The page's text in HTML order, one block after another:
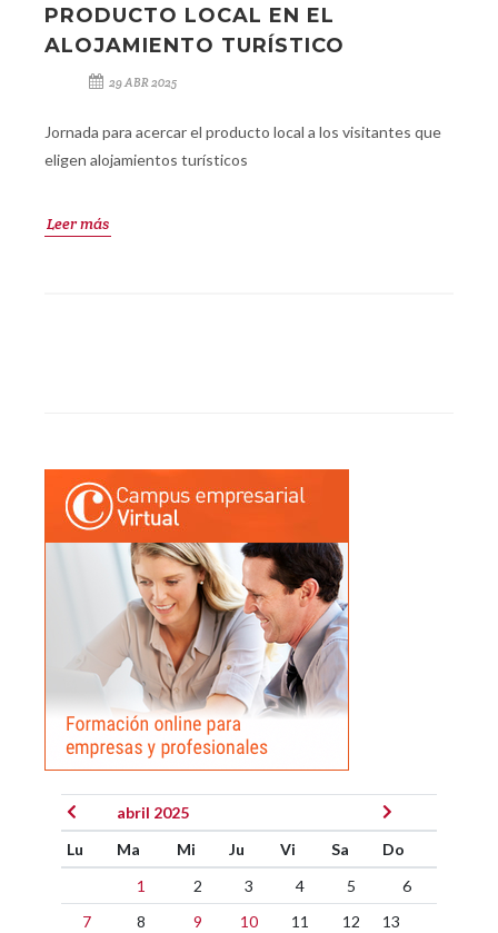
PRODUCTO LOCAL EN EL
ALOJAMIENTO TURÍSTICO
29 ABR 2025
Jornada para acercar el producto local a los visitantes que
eligen alojamientos turísticos
Leer más
abril 2025
Lu
Ma Mi Ju Vi Sa
Do
1
2 3 4 5
6
7
8 9 10 11 12
13